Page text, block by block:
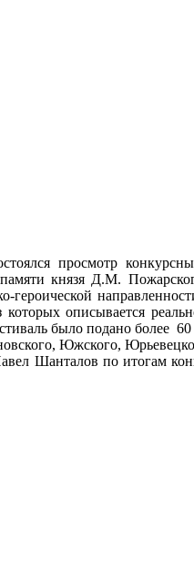
просмотр
князя Д.М.
героической
описывается
было подано более
Южского,
Шанталов по итогам